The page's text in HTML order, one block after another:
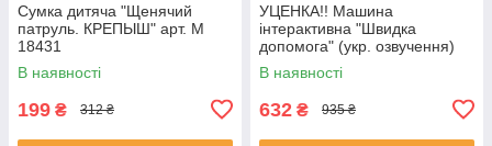
Сумка дитяча "Щенячий
патруль. КРЕПЫШ" арт. M
18431
В наявності
199 ₴ 312 ₴
УЦЕНКА!! Машина
інтерактивна "Швидка
допомога" (укр. озвучення)
арт. 46349
В наявності
632 ₴ 935 ₴